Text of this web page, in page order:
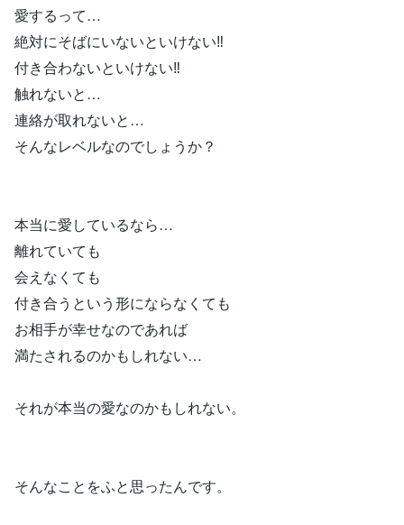
愛するって…
絶対にそばにいないといけない‼
付き合わないといけない‼
触れないと…
連絡が取れないと…
そんなレベルなのでしょうか？
本当に愛しているなら…
離れていても
会えなくても
付き合うという形にならなくても
お相手が幸せなのであれば
満たされるのかもしれない…
それが本当の愛なのかもしれない。
そんなことをふと思ったんです。